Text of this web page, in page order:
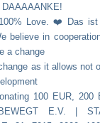
Love. ❤️ Das
believe in
a change
as it allows not
100 EUR, 200
E.V. |